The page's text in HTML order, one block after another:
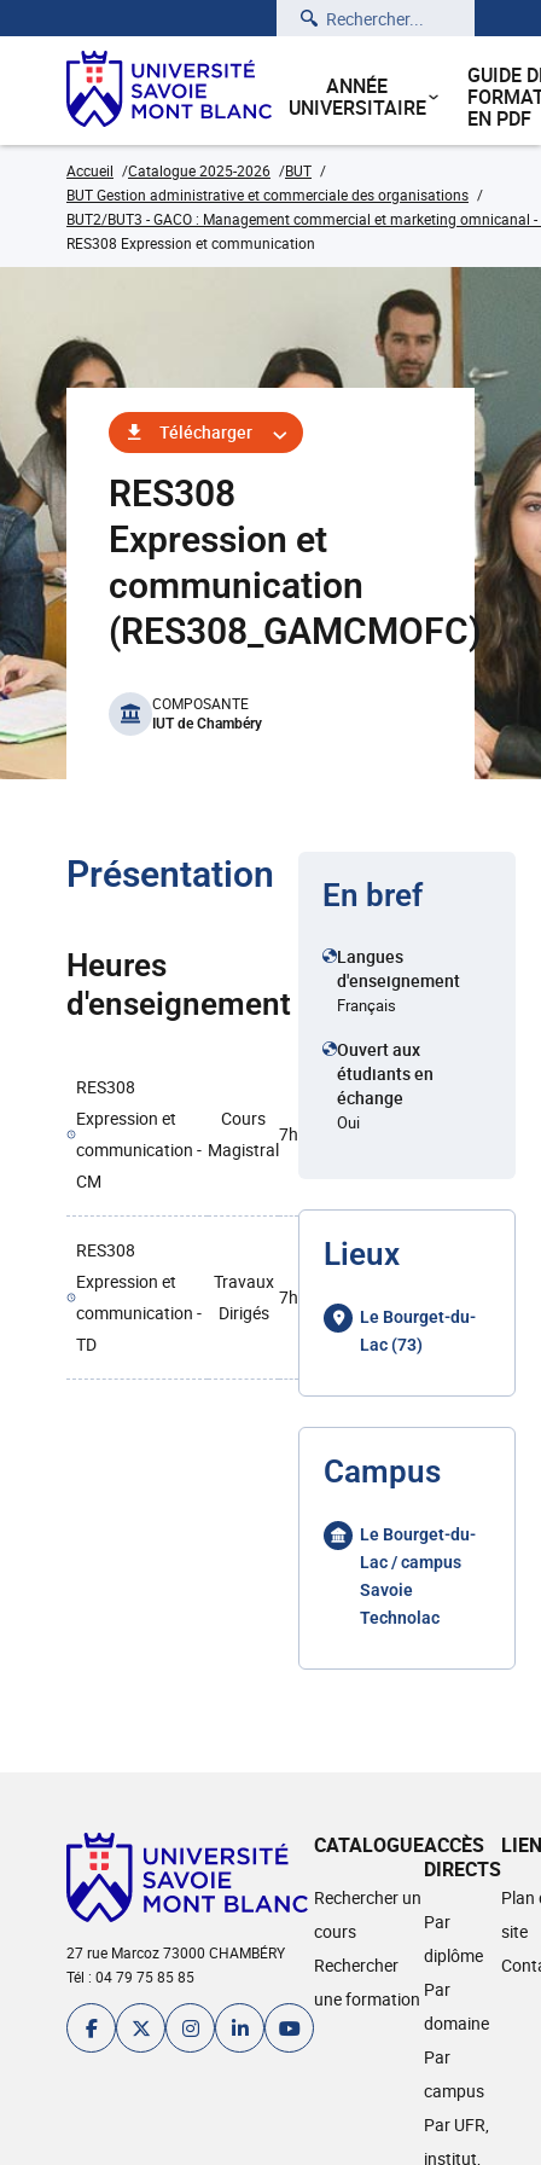
Rechercher
ANNÉE
UNIVERSITAIRE
GUIDE
EN PDF
Accueil Catalogue 2025-2026
BUT
BUT Gestion administrative et commerciale des organisations
BUT2/BUT3 - GACO : Management commercial et marketing omnicanal
RES308 Expression et communication
Télécharger
RES308
Expression et
communication
(RES308_GAMCMOFC)
benefits
COMPOSANTE
IUT de Chambéry
Présentation
Heures
d'enseignement
RES308
Expression et
communication -
CM
Cours
Magistral
7h
RES308
Expression et
communication -
TD
Travaux
Dirigés
7h
En bref
Langues
d'enseignement
Français
Ouvert aux
étudiants en
échange
Oui
Lieux
Le Bourget-du-
Lac (73)
Campus
Le Bourget-du-
Lac / campus
Savoie
Technolac
27 rue Marcoz 73000 CHAMBÉRY
Tél : 04 79 75 85 85
CATALOGUE
Rechercher un
cours
Rechercher
une formation
ACCÈS
DIRECTS
Par
diplôme
Par
domaine
Par
campus
Par UFR,
institut,
Plan
site